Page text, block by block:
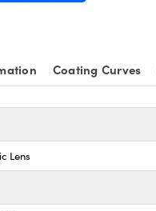
Coating Curves
Lens